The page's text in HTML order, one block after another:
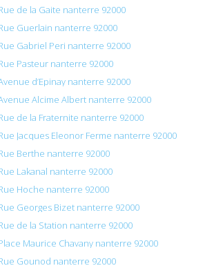
de la Gaite nanterre 92000
Guerlain nanterre 92000
Gabriel Peri nanterre 92000
Pasteur nanterre 92000
d’Epinay nanterre 92000
Alcime Albert nanterre 92000
de la Fraternite nanterre 92000
Jacques Eleonor Ferme nanterre 92000
Berthe nanterre 92000
Lakanal nanterre 92000
Hoche nanterre 92000
Georges Bizet nanterre 92000
de la Station nanterre 92000
Maurice Chavany nanterre 92000
Gounod nanterre 92000